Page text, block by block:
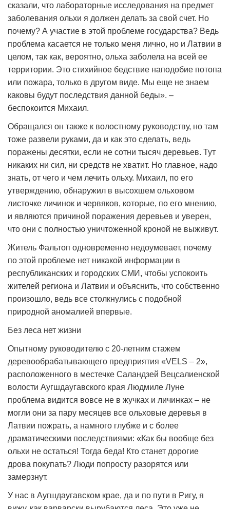
сказали, что лабораторные исследования на предмет
заболевания ольхи я должен делать за свой счет. Но
почему? А участие в этой проблеме государства? Ведь
проблема касается не только меня лично, но и Латвии в
целом, так как, вероятно, ольха заболела на всей ее
территории. Это стихийное бедствие наподобие потопа
или пожара, только в другом виде. Мы еще не знаем
каковы будут последствия данной беды». –
беспокоится Михаил.
Обращался он также к волостному руководству, но там
тоже развели руками, да и как это сделать, ведь
поражены десятки, если не сотни тысяч деревьев. Тут
никаких ни сил, ни средств не хватит. Но главное, надо
знать, от чего и чем лечить ольху. Михаил, по его
утверждению, обнаружил в высохшем ольховом
листочке личинок и червяков, которые, по его мнению,
и являются причиной поражения деревьев и уверен,
что они с полностью уничтоженной кроной не выживут.
Житель Фальтоп одновременно недоумевает, почему
по этой проблеме нет никакой информации в
республиканских и городских СМИ, чтобы успокоить
жителей региона и Латвии и объяснить, что собственно
произошло, ведь все столкнулись с подобной
природной аномалией впервые.
Без леса нет жизни
Опытному руководителю с 20-летним стажем
деревообрабатывающего предприятия «VELS – 2»,
расположенного в местечке Саландзей Вецсалиенской
волости Аугшдаугавского края Людмиле Луне
проблема видится вовсе не в жучках и личинках – не
могли они за пару месяцев все ольховые деревья в
Латвии пожрать, а намного глубже и с более
драматическими последствиями: «Как бы вообще без
ольхи не остаться! Тогда беда! Кто станет дорогие
дрова покупать? Люди попросту разорятся или
замерзнут.
У нас в Аугшдаугавском крае, да и по пути в Ригу, я